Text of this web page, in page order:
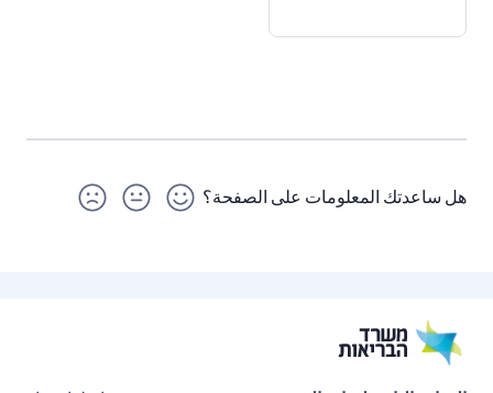
هل ساعدتك المعلومات على الصفحة؟